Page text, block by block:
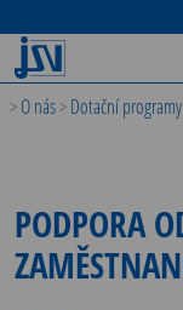
>O nás>Dotační programy
PODPORA